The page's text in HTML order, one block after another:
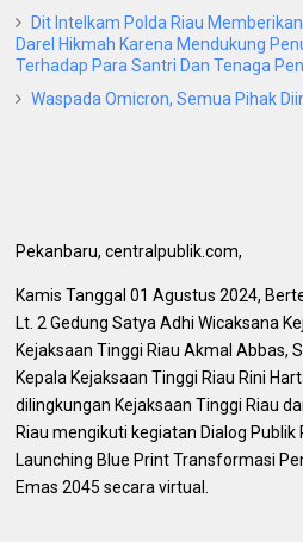
Dit Intelkam Polda Riau
Darel Hikmah Karena Mendukung
Terhadap Para Santri Dan Tenaga
Waspada Omicron, Semua Pihak
Pekanbaru, centralpublik.com,
Kamis Tanggal 01 Agustus 2024,
Lt. 2 Gedung Satya Adhi Wicaksana
Kejaksaan Tinggi Riau Akmal Abbas,
Kepala Kejaksaan Tinggi Riau Rini
dilingkungan Kejaksaan Tinggi Riau
Riau mengikuti kegiatan Dialog Publik
Launching Blue Print Transformasi
Emas 2045 secara virtual.